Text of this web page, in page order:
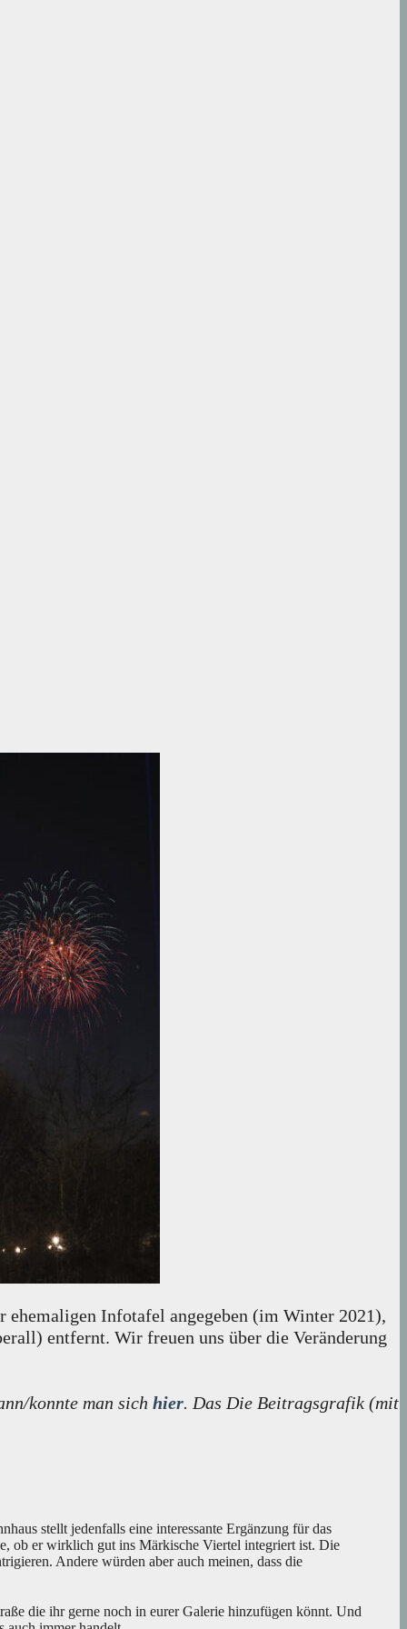
Infotafel angegeben (im Winter 2021),
entfernt. Wir freuen uns über die Veränderung
konnte man sich hier. Das Die Beitragsgrafik (mit
stellt jedenfalls eine interessante Ergänzung für das
ob er wirklich gut ins Märkische Viertel integriert ist. Die
Andere würden aber auch meinen, dass die
die ihr gerne noch in eurer Galerie hinzufügen könnt. Und